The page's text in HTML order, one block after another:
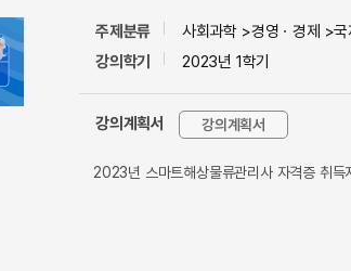
주제분류
사회과학 >경영ㆍ경제 >
강의학기
2023년 1학기
강의계획서 강의계획서
2023년 스마트해상물류관리사 자격증 취득